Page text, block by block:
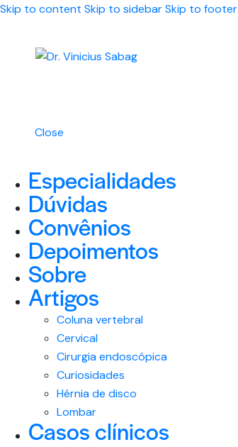
Skip to content Skip to sidebarSkip to footer
Close
Especialidades
Dúvidas
Convênios
Depoimentos
Sobre
Artigos
Coluna vertebral
Cervical
Cirurgia endoscópica
Curiosidades
Hérnia de disco
Lombar
Casos clínicos